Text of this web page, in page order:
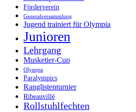
Förderverein
Generalversammlung
Jugend trainiert für Olympia
Junioren
Lehrgang
Musketier-Cup
Olympia
Paralympics
Ranglistenturnier
Ribeauvillé
Rollstuhlfechten